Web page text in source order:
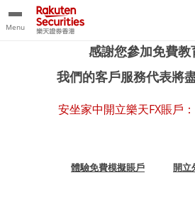
Menu
感謝您參加免費教
我們的客戶服務代表將
安坐家中開立樂天FX賬戶：
體驗免費模擬賬戶 開立